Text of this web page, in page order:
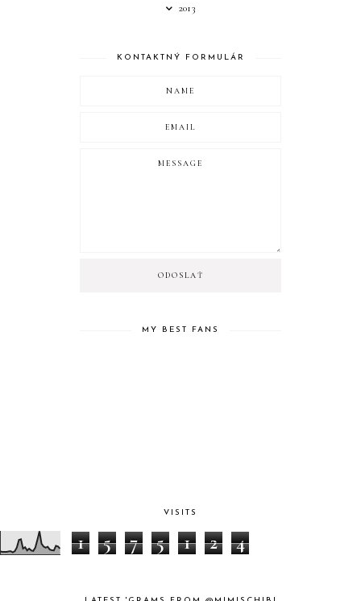
2013
KONTAKTNÝ FORMULÁR
MY BEST FANS
VISITS
1 5 7 5 1 2 4